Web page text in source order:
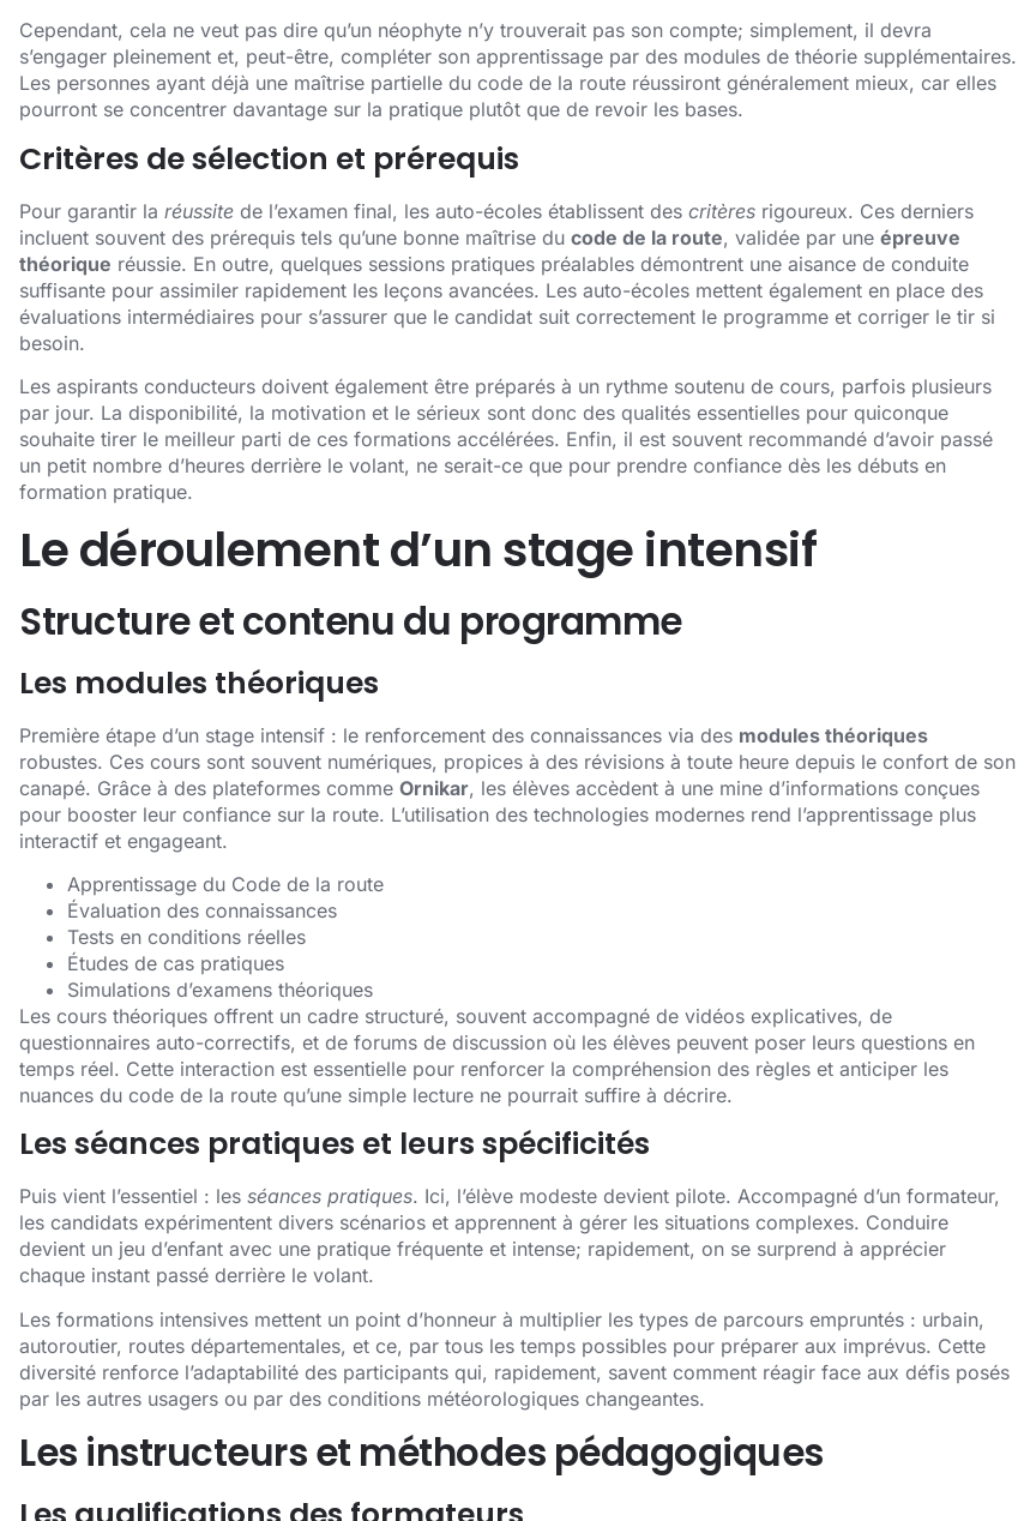
Cependant, cela ne veut pas dire qu’un néophyte n’y trouverait pas son compte; simplement, il devra
s’engager pleinement et, peut-être, compléter son apprentissage par des modules de théorie supplémentaires.
Les personnes ayant déjà une maîtrise partielle du code de la route réussiront généralement mieux, car elles
pourront se concentrer davantage sur la pratique plutôt que de revoir les bases.
Critères de sélection et prérequis
Pour garantir la réussite de l’examen final, les auto-écoles établissent des critères rigoureux. Ces derniers
incluent souvent des prérequis tels qu’une bonne maîtrise du code de la route, validée par une épreuve
théorique réussie. En outre, quelques sessions pratiques préalables démontrent une aisance de conduite
suffisante pour assimiler rapidement les leçons avancées. Les auto-écoles mettent également en place des
évaluations intermédiaires pour s’assurer que le candidat suit correctement le programme et corriger le tir si
besoin.
Les aspirants conducteurs doivent également être préparés à un rythme soutenu de cours, parfois plusieurs
par jour. La disponibilité, la motivation et le sérieux sont donc des qualités essentielles pour quiconque
souhaite tirer le meilleur parti de ces formations accélérées. Enfin, il est souvent recommandé d’avoir passé
un petit nombre d’heures derrière le volant, ne serait-ce que pour prendre confiance dès les débuts en
formation pratique.
Le déroulement d’un stage intensif
Structure et contenu du programme
Les modules théoriques
Première étape d’un stage intensif : le renforcement des connaissances via des modules théoriques
robustes. Ces cours sont souvent numériques, propices à des révisions à toute heure depuis le confort de son
canapé. Grâce à des plateformes comme Ornikar, les élèves accèdent à une mine d’informations conçues
pour booster leur confiance sur la route. L’utilisation des technologies modernes rend l’apprentissage plus
interactif et engageant.
Apprentissage du Code de la route
Évaluation des connaissances
Tests en conditions réelles
Études de cas pratiques
Simulations d’examens théoriques
Les cours théoriques offrent un cadre structuré, souvent accompagné de vidéos explicatives, de
questionnaires auto-correctifs, et de forums de discussion où les élèves peuvent poser leurs questions en
temps réel. Cette interaction est essentielle pour renforcer la compréhension des règles et anticiper les
nuances du code de la route qu’une simple lecture ne pourrait suffire à décrire.
Les séances pratiques et leurs spécificités
Puis vient l’essentiel : les séances pratiques. Ici, l’élève modeste devient pilote. Accompagné d’un formateur,
les candidats expérimentent divers scénarios et apprennent à gérer les situations complexes. Conduire
devient un jeu d’enfant avec une pratique fréquente et intense; rapidement, on se surprend à apprécier
chaque instant passé derrière le volant.
Les formations intensives mettent un point d’honneur à multiplier les types de parcours empruntés : urbain,
autoroutier, routes départementales, et ce, par tous les temps possibles pour préparer aux imprévus. Cette
diversité renforce l’adaptabilité des participants qui, rapidement, savent comment réagir face aux défis posés
par les autres usagers ou par des conditions météorologiques changeantes.
Les instructeurs et méthodes pédagogiques